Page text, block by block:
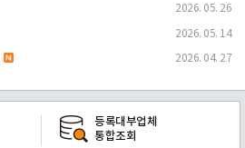
2026. 05. 26
2026. 05. 14
2026. 04. 27
등록대부업체
통합조회